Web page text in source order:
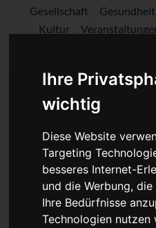
Ihre
wichtig
Diese Website
Targeting
besseres Internet-
und die Werbung,
Ihre Bedürfnisse
Technologien nutzen
Gesellschaft
Gesundheit
Kultur
Merz macht
fordert
der Kiewer